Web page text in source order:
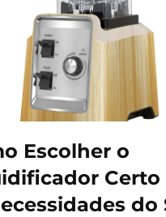
Escolher o
Certo
do